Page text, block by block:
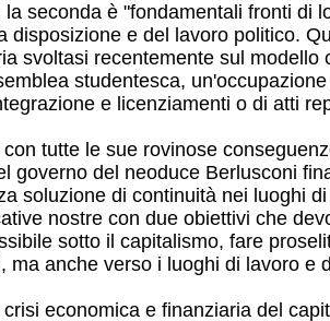
seconda è "fondamentali fronti di
e del lavoro politico.
svoltasi recentemente sul
studentesca,
e licenziamenti o di atti
tutte le sue rovinose
del neoduce Berlusconi
soluzione di continuità nei luoghi
nostre con due obiettivi che
sotto il capitalismo, fare
anche verso i luoghi di lavoro e
economica e finanziaria del